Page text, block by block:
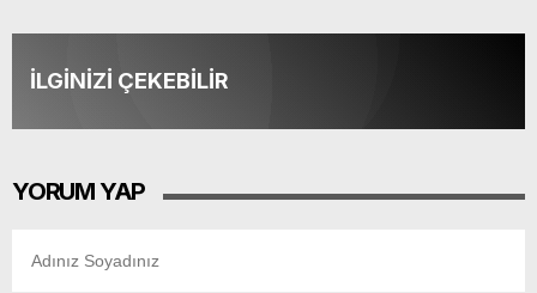
İLGİNİZİ ÇEKEBİLİR
YORUM YAP